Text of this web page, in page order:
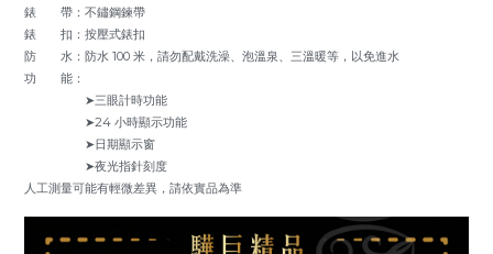
錶 帶：不鏽鋼鍊帶
錶 扣：按壓式錶扣
防 水：防水 100 米，請勿配戴洗澡、泡溫泉、三溫暖等，以免進水
功 能：
➤三眼計時功能
➤24 小時顯示功能
➤日期顯示窗
➤夜光指針刻度
人工測量可能有輕微差異，請依實品為準